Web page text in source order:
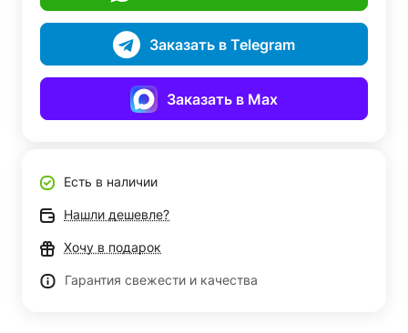
Заказать в Telegram
Заказать в Max
Есть в наличии
Нашли дешевле?
Хочу в подарок
Гарантия свежести и качества